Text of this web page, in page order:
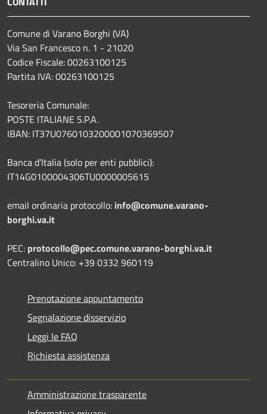
Comune di Varano Borghi (VA)
Via San Francesco n. 1 - 21020
Codice Fiscale: 00263100125
Partita IVA: 00263100125
Tesoreria Comunale:
POSTE ITALIANE S.P.A.
IBAN: IT37U0760103200001070369507
Banca d’Italia (solo per enti pubblici):
IT14G0100004306TU0000005615
email ordinaria protocollo: info@comune.varano-
borghi.va.it
PEC: protocollo@pec.comune.varano-borghi.va.it
Centralino Unico: +39 0332 960119
Prenotazione appuntamento
Segnalazione disservizio
Leggi le FAQ
Richiesta assistenza
Amministrazione trasparente